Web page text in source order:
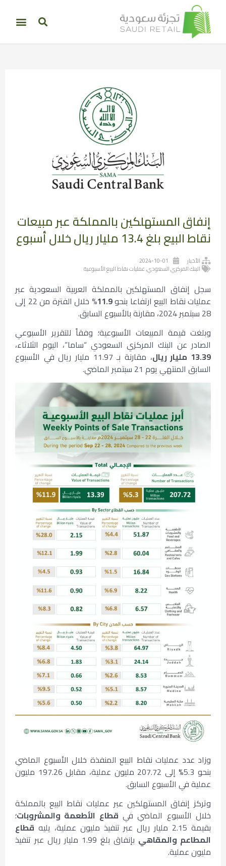
إنفاق المستهلكين بالمملكة عبر مبيعات
نقاط البيع بلغ 13.4 مليار ريال خلال أسبوع
الأخبار
2024-10-01
البنك المركزي السعودي,عمليات نقاط البيع الأسبوعية
سجل إنفاق المستهلكين بالمملكة العربية السعودية عبر
عمليات نقاط البيع ارتفاعا بنحو11.9%
خلال الفترة من 22 إلى
28 سبتمبر 2024، مقارنة بالأسبوع السابق.
وبلغت قيمة المبيعات الأسبوعية؛ وفقاً للتقرير الأسبوعي
الصادر عن البنك المركزي السعودي “ساما”، اليوم الثلاثاء،
13.39 مليار ريال
، مقارنة بـ 11.97 مليار ريال في الأسبوع
السابق المنتهي يوم 21 سبتمبر الماضي.
وزاد عدد عمليات نقاط البيع المنفذة خلال الأسبوع الماضي
بنحو 5.3% إلى 207.72 مليون عملية، مقابل 197.26 مليون
عملية في الأسبوع السابق.
وتركز إنفاق المستهلكين عبر عمليات نقاط البيع بالمملكة
خلال الأسبوع الماضي في قطاع الأطعمة والمشروبات؛
بقيمة 2.15 مليار ريال عبر تنفيذ مليون عملية، يليه
قطاع
المطاعم والمقاهي
بإنفاق بلغ 1.99 مليار ريال عبر تنفيذ
مليون عملية.